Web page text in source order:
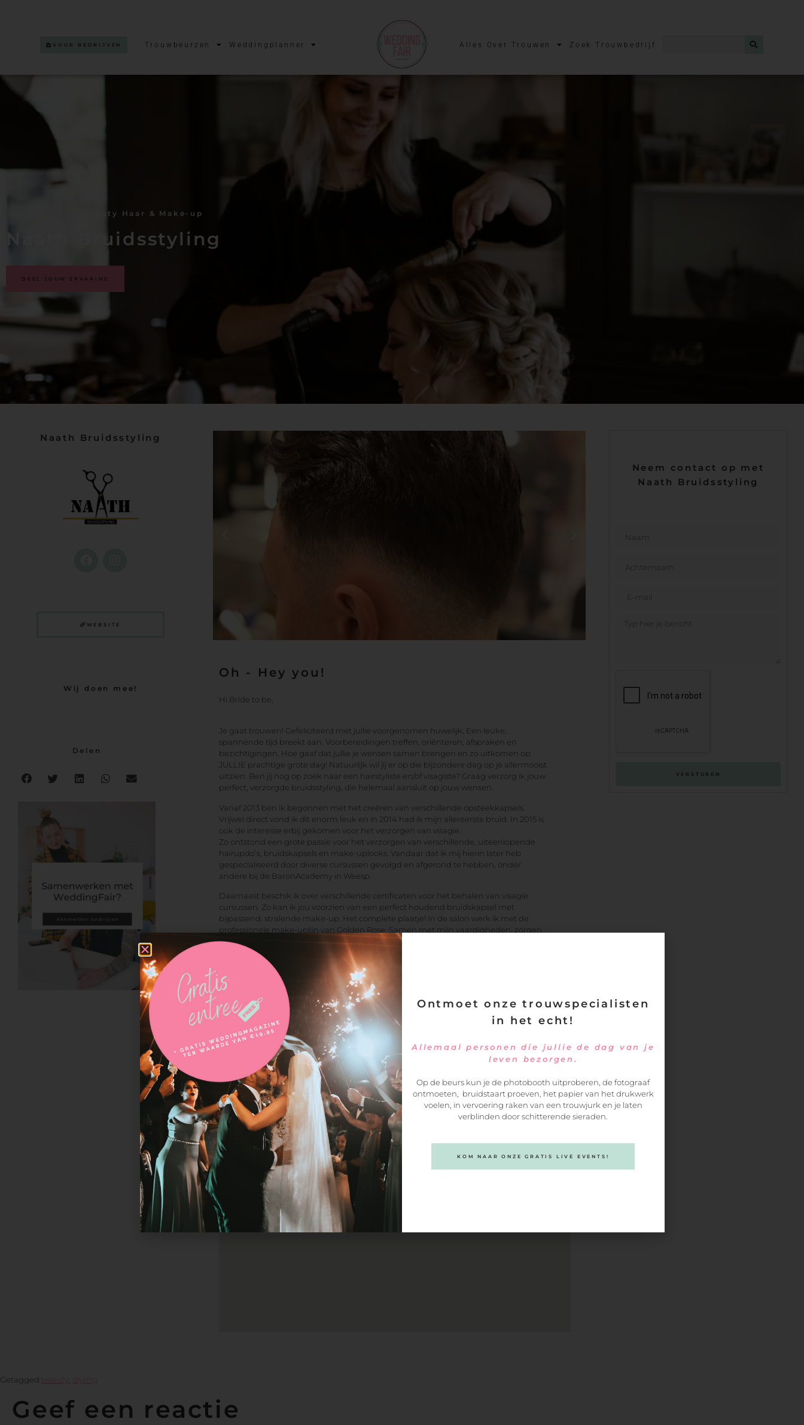
VOOR BEDRIJVEN Trouwbeurzen Weddingplanner Alles Over Trouwen Zoek Trouwbedrijf
Beauty Haar & Make-up
Naath Bruidsstyling
DEEL JOUW ERVARING
Naath Bruidsstyling
WEBSITE
Wij doen mee!
Delen
Oh - Hey you!
Hi Bride to be,
Je gaat trouwen! Gefeliciteerd met jullie voorgenomen huwelijk, Een leuke,
spannende tijd breekt aan. Voorbereidingen treffen, oriënteren, afspraken en
bezichtigingen. Hoe gaaf dat jullie je wensen samen brengen en zo uitkomen op
JULLIE prachtige grote dag! Natuurlijk wil jij er op die bijzondere dag op je allermooist
uitzien. Ben jij nog op zoek naar een hairstyliste en/of visagiste? Graag verzorg ik jouw
perfect, verzorgde bruidsstyling, die helemaal aansluit op jouw wensen.
Vanaf 2013 ben ik begonnen met het creëren van verschillende opsteekkapsels.
Vrijwel direct vond ik dit enorm leuk en in 2014 had ik mijn allereerste bruid. In 2015 is
ook de interesse erbij gekomen voor het verzorgen van visagie.
Zo ontstond een grote passie voor het verzorgen van verschillende, uiteenlopende
hairupdo’s, bruidskapsels en make-uplooks. Vandaar dat ik mij hierin later heb
gespecialiseerd door diverse cursussen gevolgd en afgerond te hebben, onder
andere bij de BaronAcademy in Weesp.
Daarnaast beschik ik over verschillende certificaten voor het behalen van visagie
cursussen. Zo kan ik jou voorzien van een perfect houdend bruidskapsel met
bijpassend, stralende make-up. Het complete plaatje! In de salon werk ik met de
professionele make-uplijn van Golden Rose. Samen met mijn vaardigheden, zorgen
ook de professionele producten van KIS ervoor dat jou bruidskapsel houdbaar blijft en
tegen (bijna alle) weersinvloeden bestand is. Op de trouwdag zelf ben ik bereid vroeg
te beginnen en tevens aan huis te komen. Ik ben benieuwd naar jouw wensen!
Eventueel zou ik ook in overleg, het haar en de visagie van enkele gasten kunnen
verzorgen.
Naath Bruidsstyling
Schuurmanserf 25
8072 DS Nunspeet
Openingstijden
Ik werk op afspraak in de salon. En
kom ook bij jou thuis voor hairstyling
en bruidsvisagie.
Vul het formuliertje op deze paginain
en ik neem per omgaande contact
met je op!
Neem contact op met
Naath Bruidsstyling
VERSTUREN
Getagged beauty styling
Geef een reactie
Ontmoet onze trouwspecialisten
in het echt!
Allemaal personen die jullie de dag van je
leven bezorgen.
Op de beurs kun je de photobooth uitproberen, de fotograaf
ontmoeten, bruidstaart proeven, het papier van het drukwerk
voelen, in vervoering raken van een trouwjurk en je laten
verblinden door schitterende sieraden.
KOM NAAR ONZE GRATIS LIVE EVENTS!